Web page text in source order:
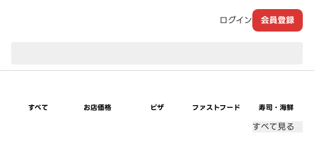
ログイン 会員登録
すべて お店価格 ピザ ファストフード 寿司・海鮮
すべて見る